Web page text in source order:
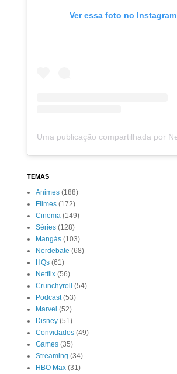
Ver essa foto no Instagram
TEMAS
Animes (188)
Filmes (172)
Cinema (149)
Séries (128)
Mangás (103)
Nerdebate (68)
HQs (61)
Netflix (56)
Crunchyroll (54)
Podcast (53)
Marvel (52)
Disney (51)
Convidados (49)
Games (35)
Streaming (34)
HBO Max (31)